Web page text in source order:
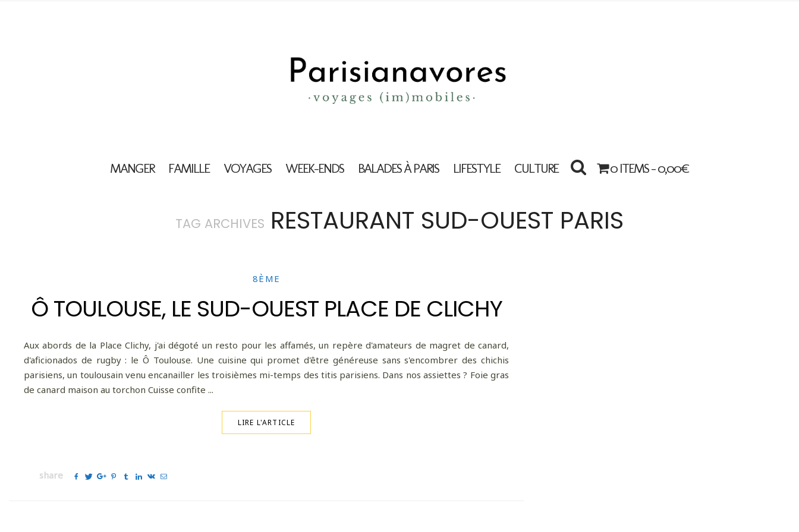
MANGER FAMILLE VOYAGES WEEK-ENDS BALADES À PARIS LIFESTYLE CULTURE 0 ITEMS -0,00€
TAG ARCHIVES RESTAURANT SUD-OUEST PARIS
8ÈME
Ô TOULOUSE, LE SUD-OUEST PLACE DE CLICHY
Aux abords de la Place Clichy, j'ai dégoté un resto pour les affamés, un repère d'amateurs de magret de canard,
d'aficionados de rugby : le Ô Toulouse. Une cuisine qui promet d'être généreuse sans s'encombrer des chichis
parisiens, un toulousain venu encanailler les troisièmes mi-temps des titis parisiens. Dans nos assiettes ? Foie gras
de canard maison au torchon Cuisse confite ...
LIRE L'ARTICLE
share